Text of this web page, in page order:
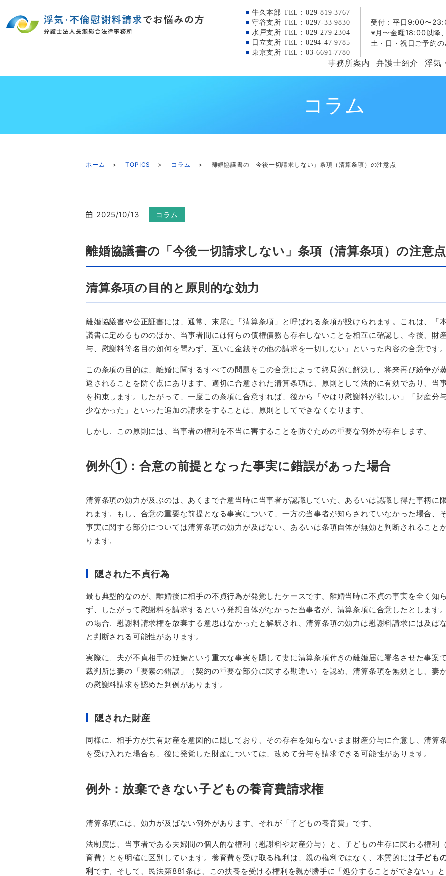
事務所案内 弁護士紹介 浮気
牛久本部 TEL：029-819-3767
守谷支所 TEL：0297-33-9830
水戸支所 TEL：029-279-2304
日立支所 TEL：0294-47-9785
東京支所 TEL：03-6691-7780
受付：平日9:00〜
※月〜金曜18:00以降、
土・日・祝日ご予約の
コラム
ホーム TOPICS コラム 離婚協議書の「今後一切請求しない」条項（清算条項）の注意点
2025/10/13 コラム
離婚協議書の「今後一切請求しない」条項（清算条項）の注意点
清算条項の目的と原則的な効力
離婚協議書や公正証書には、通常、末尾に「清算条項」と呼ばれる条項が設けられます。これは、「
議書に定めるもののほか、当事者間には何らの債権債務も存在しないことを相互に確認し、今後、財
与、慰謝料等名目の如何を問わず、互いに金銭その他の請求を一切しない」といった内容の合意です。
この条項の目的は、離婚に関するすべての問題をこの合意によって終局的に解決し、将来再び紛争が
返されることを防ぐ点にあります。適切に合意された清算条項は、原則として法的に有効であり、当
を拘束します。したがって、一度この条項に合意すれば、後から「やはり慰謝料が欲しい」「財産分
少なかった」といった追加の請求をすることは、原則としてできなくなります。
しかし、この原則には、当事者の権利を不当に害することを防ぐための重要な例外が存在します。
例外①：合意の前提となった事実に錯誤があった場合
清算条項の効力が及ぶのは、あくまで合意当時に当事者が認識していた、あるいは認識し得た事柄に
れます。もし、合意の重要な前提となる事実について、一方の当事者が知らされていなかった場合、
事実に関する部分については清算条項の効力が及ばない、あるいは条項自体が無効と判断されること
ります。
隠された不貞行為
最も典型的なのが、離婚後に相手の不貞行為が発覚したケースです。離婚当時に不貞の事実を全く知ら
ず、したがって慰謝料を請求するという発想自体がなかった当事者が、清算条項に合意したとします
の場合、慰謝料請求権を放棄する意思はなかったと解釈され、清算条項の効力は慰謝料請求には及ば
と判断される可能性があります。
実際に、夫が不貞相手の妊娠という重大な事実を隠して妻に清算条項付きの離婚届に署名させた事案で
裁判所は妻の「要素の錯誤」（契約の重要な部分に関する勘違い）を認め、清算条項を無効とし、妻
の慰謝料請求を認めた判例があります。
隠された財産
同様に、相手方が共有財産を意図的に隠しており、その存在を知らないまま財産分与に合意し、清算
を受け入れた場合も、後に発覚した財産については、改めて分与を請求できる可能性があります。
例外：放棄できない子どもの養育費請求権
清算条項には、効力が及ばない例外があります。それが「子どもの養育費」です。
法制度は、当事者である夫婦間の個人的な権利（慰謝料や財産分与）と、子どもの生存に関わる権利
育費）とを明確に区別しています。養育費を受け取る権利は、親の権利ではなく、本質的には子ども
利です。そして、民法第881条は、この扶養を受ける権利を親が勝手に「処分することができない」